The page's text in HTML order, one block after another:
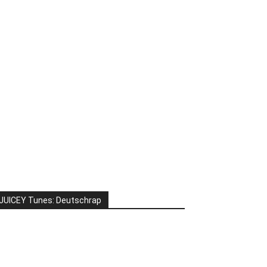
Tunes: Deutschrap